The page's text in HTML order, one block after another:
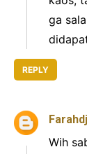
ga
REPLY
Wih